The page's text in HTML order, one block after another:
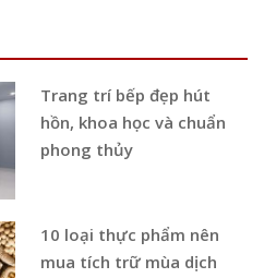
Trang trí bếp đẹp hút
hồn, khoa học và chuẩn
phong thủy
10 loại thực phẩm nên
mua tích trữ mùa dịch